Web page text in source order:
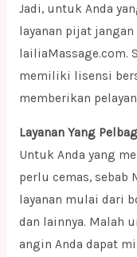
Jadi, untuk Anda
layanan pijat
lailiaMassage.com.
memiliki lisensi
memberikan
Layanan Yang
Untuk Anda yang
perlu cemas, sebab
layanan mulai dari
dan lainnya. Malah
angin Anda dapat